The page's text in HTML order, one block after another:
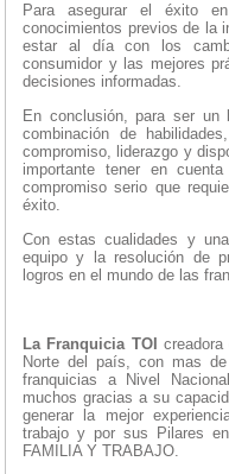
Para asegurar el éxito
conocimientos previos de la
estar al día con los
consumidor y las mejores
decisiones informadas.
En conclusión, para ser un
combinación de
compromiso, liderazgo y
importante tener en
compromiso serio que
éxito.
Con estas cualidades y
equipo y la resolución de
logros en el mundo de las
La Franquicia TOI
Norte del país, con mas
franquicias a Nivel
muchos gracias a su
generar la mejor
trabajo y por sus Pilares
FAMILIA Y TRABAJO.